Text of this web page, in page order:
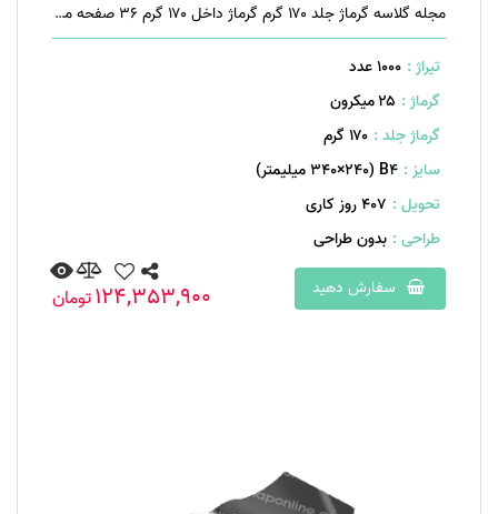
مجله گلاسه گرماژ جلد ۱۷۰ گرم گرماژ داخل ۱۷۰ گرم ۳۶ صفحه منگنه تخت
تیراژ : 1000 عدد
گرماژ : ۲۵ میکرون
گرماژ جلد : ۱۷۰ گرم
سایز : B۴ (۳۴۰×۲۴۰ میلیمتر)
تحویل : 407 روز کاری
طراحی : بدون طراحی
سفارش دهید
124,353,900تومان